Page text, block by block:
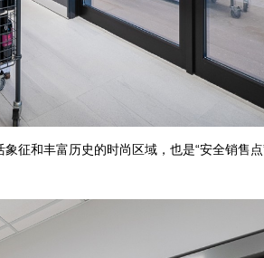
征和丰富历史的时尚区域，也是“安全销售